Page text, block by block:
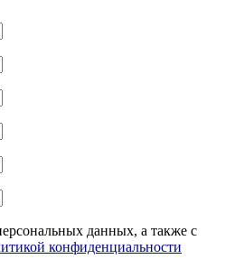
данных, а также с
конфиденциальности